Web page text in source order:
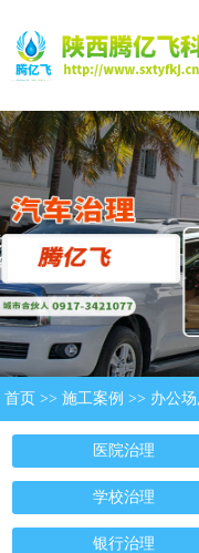
首页 >> 施工案例 >> 办公
医院治理
学校治理
银行治理